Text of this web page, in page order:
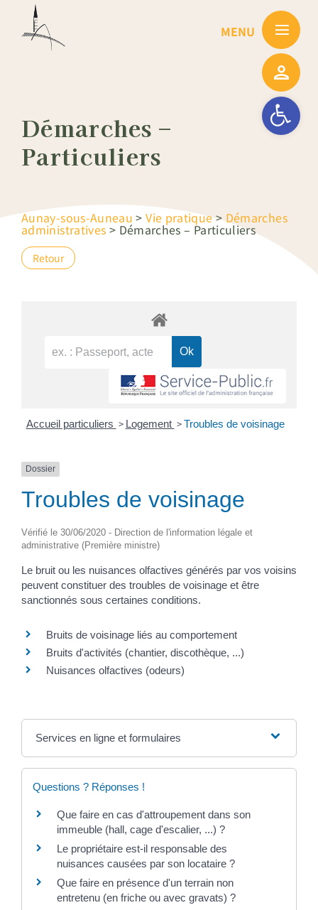
Ouvrir la
Démarches –
Particuliers
Aunay-sous-Auneau >Vie pratique>Démarches
administratives > Démarches – Particuliers
Retour
Accueil particuliers > Logement > Troubles de voisinage
Dossier
Troubles de voisinage
Vérifié le 30/06/2020 - Direction de l'information légale et
administrative (Première ministre)
Le bruit ou les nuisances olfactives générés par vos voisins
peuvent constituer des troubles de voisinage et être
sanctionnés sous certaines conditions.
Bruits de voisinage liés au comportement
Bruits d'activités (chantier, discothèque, ...)
Nuisances olfactives (odeurs)
Services en ligne et formulaires
Questions ? Réponses !
Que faire en cas d'attroupement dans son
immeuble (hall, cage d'escalier, ...) ?
Le propriétaire est-il responsable des
nuisances causées par son locataire ?
Que faire en présence d'un terrain non
entretenu (en friche ou avec gravats) ?